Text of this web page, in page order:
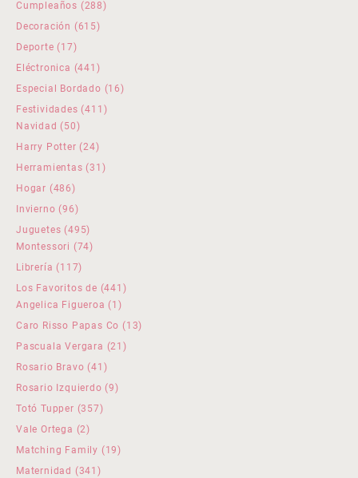
Cumpleaños 288288
Decoración 615615
Deporte 1717
productos
Eléctronica 441 441
productos
Especial Bordado 1616
Festividades 411 411
Navidad 5050
productos
Harry Potter 2424
productos
Herramientas 31 31
Hogar 486486
productos
Invierno 9696
productos
Juguetes 495495
productos
Montessori 7474
Librería 117117
productos
Los Favoritos de 441 441
Angelica Figueroa 1 1
producto
Caro Risso Papas Co 1313
Pascuala Vergara 21 21
Rosario Bravo 41 41
productos
Rosario Izquierdo 99
Totó Tupper 357357
Vale Ortega 22
productos
Matching Family 1919
Maternidad 341 341